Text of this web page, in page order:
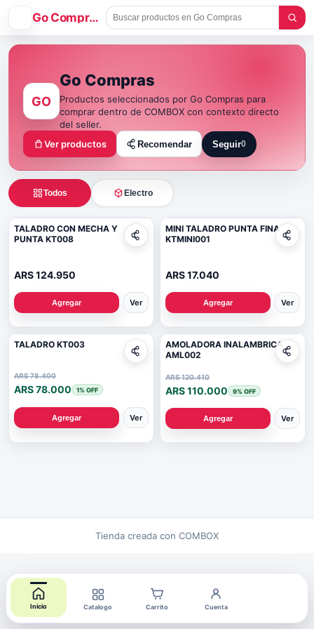
Go Compras
GO
Go Compras
Productos seleccionados por Go Compras para
comprar dentro de COMBOX con contexto directo
del seller.
Ver productos
Recomendar Seguir0
Seguir a Go Compras
Todos Electro
TALADRO CON MECHA Y
PUNTA KT008
ARS 124.950
Agregar Ver
MINI TALADRO PUNTA FINA
KTMINI001
ARS 17.040
Agregar Ver
TALADRO KT003
ARS 78.400
ARS 78.000 1% OFF
Agregar Ver
AMOLADORA INALAMBRICA
AML002
ARS 120.410
ARS 110.000 9% OFF
Agregar Ver
Inicio Catalogo Carrito Cuenta
Tienda creada con COMBOX